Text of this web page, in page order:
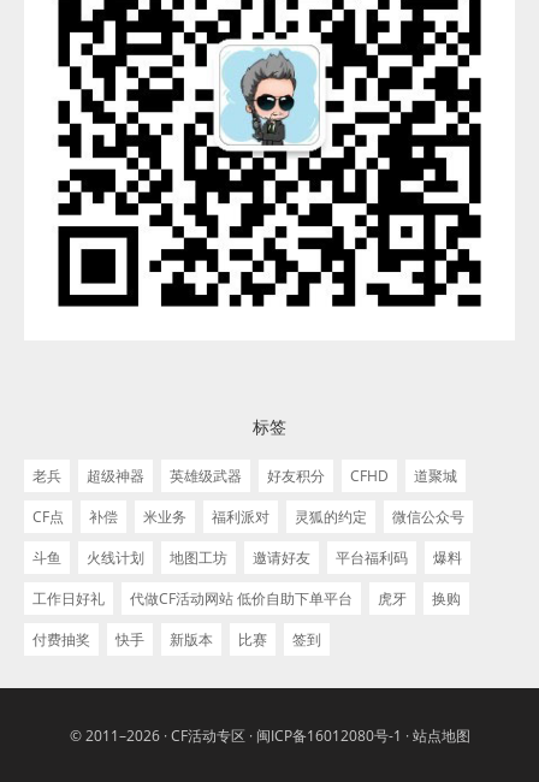
标签
老兵 超级神器 英雄级武器 好友积分 CFHD
道聚城
CF点
补偿 米业务 福利派对 灵狐的约定
微信公众号
斗鱼
火线计划 地图工坊 邀请好友 平台福利码
爆料
工作日好礼
代做CF活动网站 低价自助下单平台 虎牙
换购
付费抽奖
快手 新版本 比赛 签到
© 2011–2026 ·CF活动专区 · 闽ICP备16012080号-1 ·站点地图